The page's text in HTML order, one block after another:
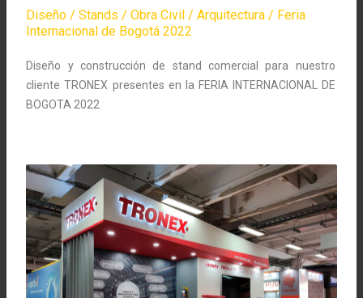
Diseño / Stands / Obra Civil / Arquitectura / Feria
Internacional de Bogotá 2022
Diseño y construcción de stand comercial para nuestro
cliente TRONEX presentes en la FERIA INTERNACIONAL DE
BOGOTA 2022